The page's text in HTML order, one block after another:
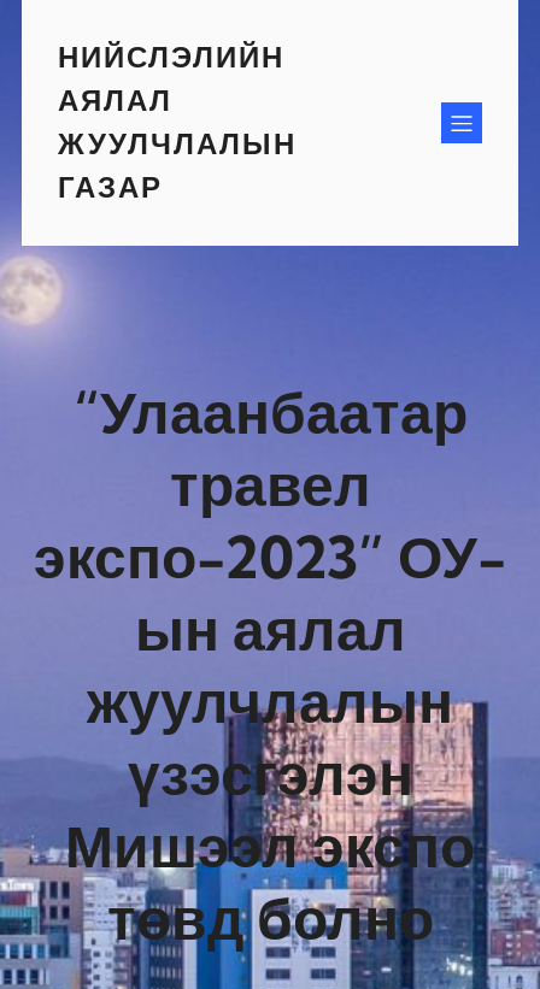
contentНИЙСЛЭЛИЙН
АЯЛАЛ
ЖУУЛЧЛАЛЫН
ГАЗАР
“Улаанбаатар
травел
экспо-2023” ОУ-
ын аялал
жуулчлалын
үзэсгэлэн
Мишээл экспо
төвд болно